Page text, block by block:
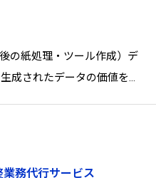
の紙処理・ツール作成）デ
成されたデータの価値を最
業務代行サービス